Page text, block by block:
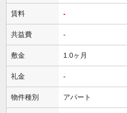
賃料 -
共益費 -
敷金 1.0ヶ月
礼金 -
物件種別 アパート